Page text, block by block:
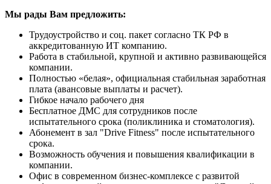
Мы рады Вам предложить:
Трудоустройство и соц. пакет согласно ТК РФ в
аккредитованную ИТ компанию.
Работа в стабильной, крупной и активно развивающейся
компании.
Полностью «белая», официальная стабильная заработная
плата (авансовые выплаты и расчет).
Гибкое начало рабочего дня
Бесплатное ДМС для сотрудников после
испытательного срока (поликлиника и стоматология).
Абонемент в зал "Drive Fitness" после испытательного
срока.
Возможность обучения и повышения квалификации в
компании.
Офис в современном бизнес-комплексе с развитой